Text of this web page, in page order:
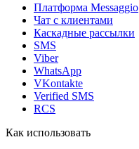
Платформа Messaggio
Чат с клиентами
Каскадные рассылки
SMS
Viber
WhatsApp
VKontakte
Verified SMS
RCS
Как использовать